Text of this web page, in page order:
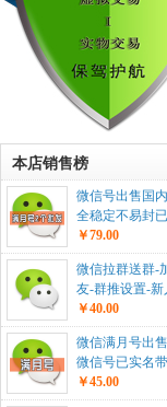
本店销售榜
微信号出售国
全稳定不易封
￥79.00
微信拉群送群-
友-群推设置-新
￥40.00
微信满月号出
微信号已实名
￥45.00